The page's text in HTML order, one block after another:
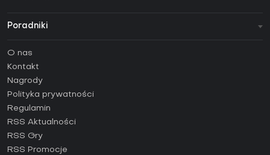
Poradniki
Poradniki
Jak aktywować klucz Steam (CD Key)?
Jak aktywować klucz Epic Games (CD Key)?
Jak aktywować klucz GOG (CD Key)?
Jak aktywować klucz Ubisoft Connect (CD Key)?
O nas
Kontakt
Nagrody
Polityka prywatności
Regulamin
RSS Aktualności
RSS Gry
RSS Promocje